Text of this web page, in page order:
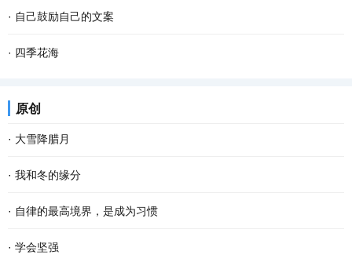
· 自己鼓励自己的文案
· 四季花海
原创
· 大雪降腊月
· 我和冬的缘分
· 自律的最高境界，是成为习惯
· 学会坚强